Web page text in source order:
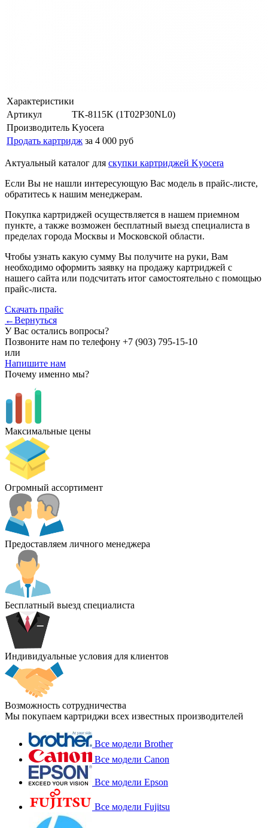
Характеристики
Артикул
TK-8115K (1T02P30NL0)
Производитель Kyocera
Продать картридж за 4 000 руб
Актуальный каталог для скупки картриджей Kyocera
Если Вы не нашли интересующую Вас модель в прайс-листе,
обратитесь к нашим менеджерам.
Покупка картриджей осуществляется в нашем приемном
пункте, а также возможен бесплатный выезд специалиста в
пределах города Москвы и Московской области.
Чтобы узнать какую сумму Вы получите на руки, Вам
необходимо оформить заявку на продажу картриджей с
нашего сайта или подсчитать итог самостоятельно с помощью
прайс-листа.
Скачать прайс
←Вернуться
У Вас остались вопросы?
Позвоните нам по телефону +7 (903) 795-15-10
или
Напишите нам
Почему именно мы?
Максимальные цены
Огромный ассортимент
Предоставляем личного менеджера
Бесплатный выезд специалиста
Индивидуальные условия для клиентов
Возможность сотрудничества
Мы покупаем картриджи всех известных производителей
Все модели Brother
Все модели Canon
Все модели Epson
Все модели Fujitsu